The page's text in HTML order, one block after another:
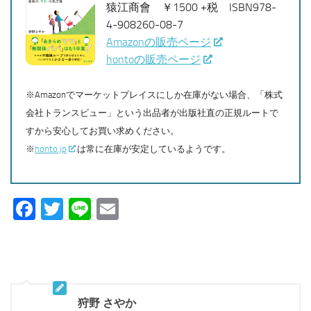
猿江商會 ￥1500 +税 ISBN978-
4-908260-08-7
Amazonの販売ページ
hontoの販売ページ
※Amazonでマーケットプレイスにしか在庫がない場合、「株式
会社トランスビュー」という出品者が出版社直の正規ルートで
すから安心してお買い求めください。
※ honto.jp は常に在庫が安定しているようです。
Facebook
Twitter
Line
狩野 さやか